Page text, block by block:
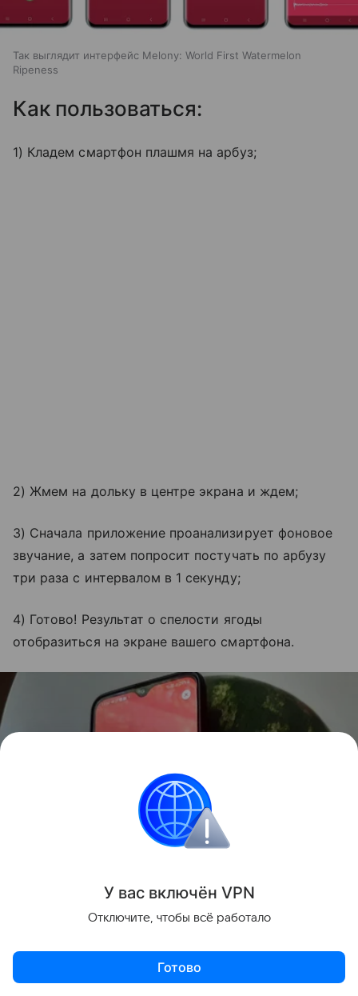
Так выглядит интерфейс Melony: World First Watermelon
Ripeness
Как пользоваться:
1) Кладем смартфон плашмя на арбуз;
2) Жмем на дольку в центре экрана и ждем;
3) Сначала приложение проанализирует фоновое
звучание, а затем попросит постучать по арбузу
три раза с интервалом в 1 секунду;
4) Готово! Результат о спелости ягоды
отобразиться на экране вашего смартфона.
У вас включён VPN
Отключите, чтобы всё работало
Готово